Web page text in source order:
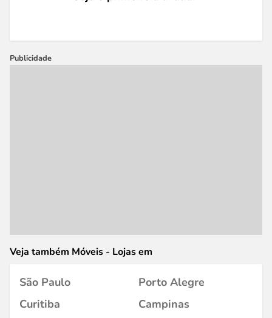
Publicidade
Veja também Móveis - Lojas em
São Paulo
Porto Alegre
Curitiba
Campinas